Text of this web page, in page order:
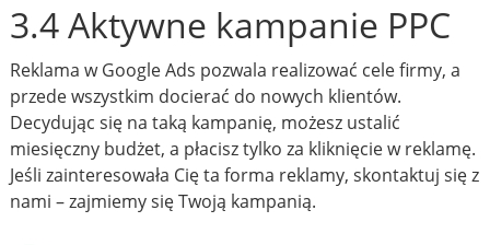
3.4 Aktywne kampanie PPC
Reklama w Google Ads pozwala realizować cele firmy, a
przede wszystkim docierać do nowych klientów.
Decydując się na taką kampanię, możesz ustalić
miesięczny budżet, a płacisz tylko za kliknięcie w reklamę.
Jeśli zainteresowała Cię ta forma reklamy, skontaktuj się z
nami – zajmiemy się Twoją kampanią.